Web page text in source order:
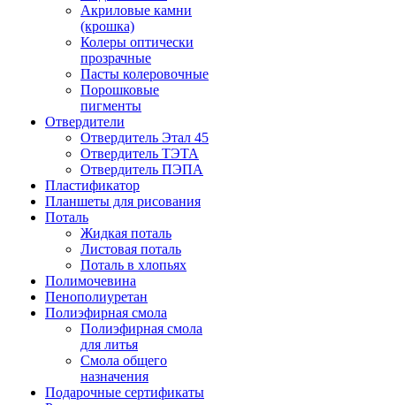
Акриловые камни
(крошка)
Колеры оптически
прозрачные
Пасты колеровочные
Порошковые
пигменты
Отвердители
Отвердитель Этал 45
Отвердитель ТЭТА
Отвердитель ПЭПА
Пластификатор
Планшеты для рисования
Поталь
Жидкая поталь
Листовая поталь
Поталь в хлопьях
Полимочевина
Пенополиуретан
Полиэфирная смола
Полиэфирная смола
для литья
Смола общего
назначения
Подарочные сертификаты